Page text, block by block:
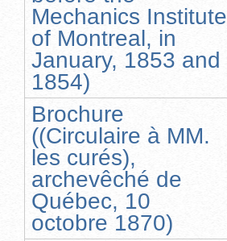
Mechanics Institute
of Montreal, in
January, 1853 and
1854)
Brochure
((Circulaire à MM.
les curés),
archevêché de
Québec, 10
octobre 1870)